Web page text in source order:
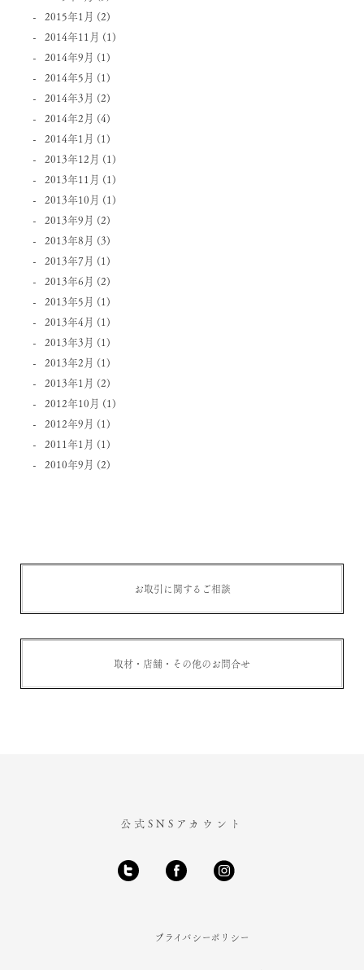
2015年1月 (2)
2014年11月 (1)
2014年9月 (1)
2014年5月 (1)
2014年3月 (2)
2014年2月 (4)
2014年1月 (1)
2013年12月 (1)
2013年11月 (1)
2013年10月 (1)
2013年9月 (2)
2013年8月 (3)
2013年7月 (1)
2013年6月 (2)
2013年5月 (1)
2013年4月 (1)
2013年3月 (1)
2013年2月 (1)
2013年1月 (2)
2012年10月 (1)
2012年9月 (1)
2011年1月 (1)
2010年9月 (2)
お取引に関するご相談
取材・店舗・その他のお問合せ
公式SNSアカウント
プライバシーポリシー